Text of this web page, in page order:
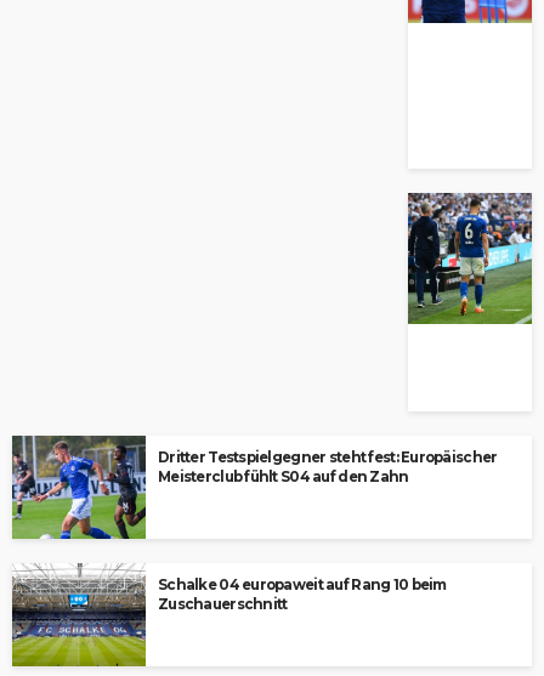
Dritter Testspielgegner steht fest: Europäischer
Meisterclub fühlt S04 auf den Zahn
Schalke 04 europaweit auf Rang 10 beim
Zuschauerschnitt